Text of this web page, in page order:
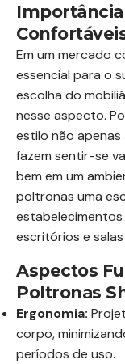
Em um mercado
essencial para o
escolha do
nesse aspecto.
estilo não
fazem sentir-se
bem em um
poltronas uma
escritórios e
Aspectos
Poltronas
Ergonomia:
corpo,
períodos de uso.